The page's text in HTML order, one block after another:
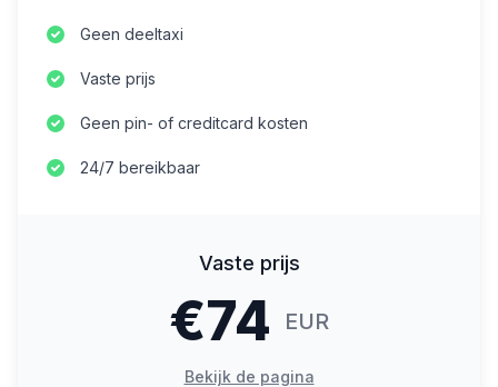
Geen deeltaxi
Vaste prijs
Geen pin- of creditcard kosten
24/7 bereikbaar
Vaste prijs
€74 EUR
Bekijk de pagina